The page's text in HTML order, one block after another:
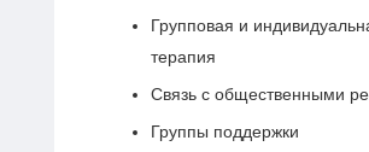
Групповая и
терапия
Связь с общественными
Группы поддержки